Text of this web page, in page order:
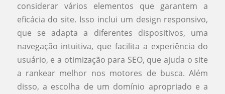
considerar vários elementos que garantem a
eficácia do site. Isso inclui um design responsivo,
que se adapta a diferentes dispositivos, uma
navegação intuitiva, que facilita a experiência do
usuário, e a otimização para SEO, que ajuda o site
a rankear melhor nos motores de busca. Além
disso, a escolha de um domínio apropriado e a